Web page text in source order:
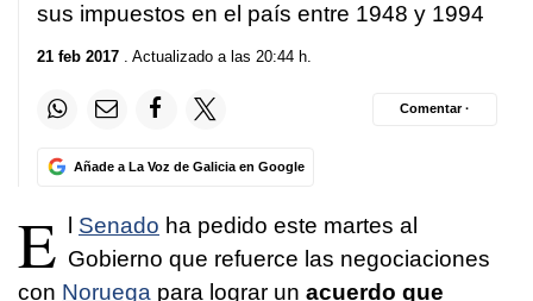
sus impuestos en el país entre 1948 y 1994
21 feb 2017 . Actualizado a las 20:44 h.
Añade a La Voz de Galicia en Google
Comentar ·
E l Senado ha pedido este martes al
Gobierno que refuerce las negociaciones
con Noruega para lograr un acuerdo que